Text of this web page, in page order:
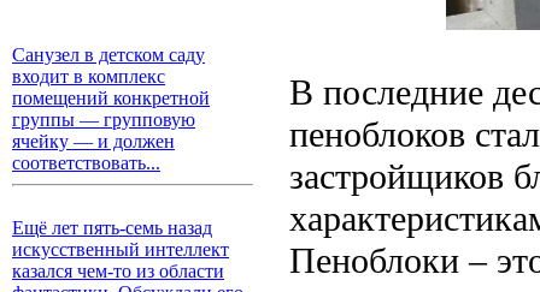
Санузел в детском саду
входит в комплекс
помещений конкретной
группы — групповую
ячейку — и должен
соответствовать...
Ещё лет пять-семь назад
искусственный интеллект
казался чем-то из области
В последние
пеноблоков
застройщиков
Пеноблоки –